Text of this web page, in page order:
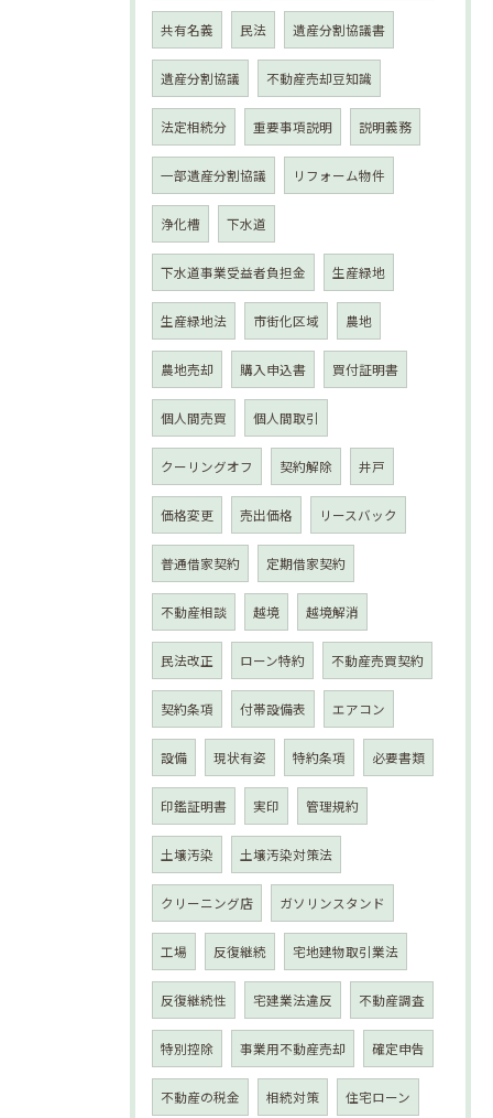
共有名義 民法 遺産分割協議書
遺産分割協議 不動産売却豆知識
法定相続分 重要事項説明 説明義務
一部遺産分割協議 リフォーム物件
浄化槽 下水道
下水道事業受益者負担金 生産緑地
生産緑地法 市街化区域 農地
農地売却 購入申込書 買付証明書
個人間売買 個人間取引
クーリングオフ 契約解除 井戸
価格変更 売出価格 リースバック
普通借家契約 定期借家契約
不動産相談 越境 越境解消
民法改正 ローン特約 不動産売買契約
契約条項 付帯設備表 エアコン
設備 現状有姿 特約条項 必要書類
印鑑証明書 実印 管理規約
土壌汚染 土壌汚染対策法
クリーニング店 ガソリンスタンド
工場 反復継続 宅地建物取引業法
反復継続性 宅建業法違反 不動産調査
特別控除 事業用不動産売却 確定申告
不動産の税金 相続対策 住宅ローン